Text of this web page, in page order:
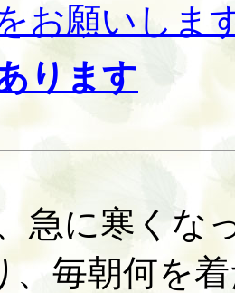
お願いしま
ります
急に寒くな
、毎朝何を